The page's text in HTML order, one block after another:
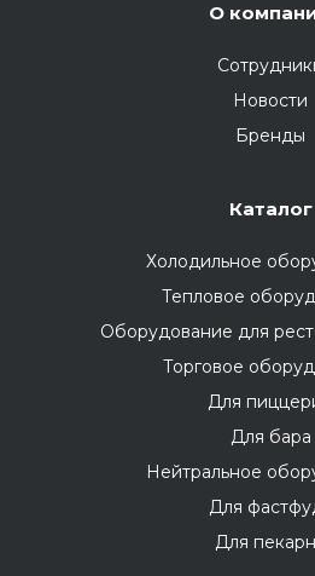
О
Новости
Бренды
Каталог
Холодильное
Тепловое
Оборудование для
Торговое
Для
Для бара
Нейтральное
Для
Для